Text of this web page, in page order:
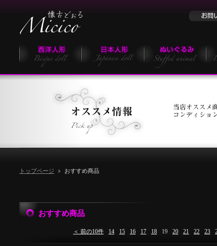
トップページ おすすめ商品
おすすめ商品
＜ 前の10件 14 15 16 17 18 19 20 21 22 23